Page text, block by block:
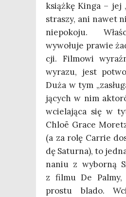
książ­kę Kin­ga – jej
stra­szy, ani nawet
nie­po­ko­ju.
wywo­łu­je pra­wie
cji. Fil­mo­wi
wyra­zu, jest
Duża w tym
ją­cych w nim
wcie­la­ją­ca się w
Chloë Gra­ce
(a za rolę Car­rie
dę Satur­na), to
na­niu z wybor­ną
z fil­mu De Pal­my,
pro­stu bla­do.